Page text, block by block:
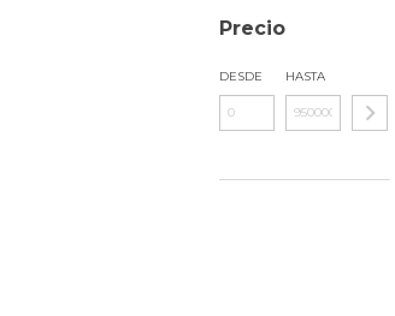
Precio
DESDE HASTA